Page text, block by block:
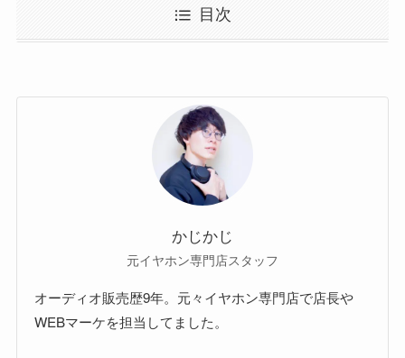
目次
かじかじ
元イヤホン専門店スタッフ
オーディオ販売歴9年。元々イヤホン専門店で店長や
WEBマーケを担当してました。